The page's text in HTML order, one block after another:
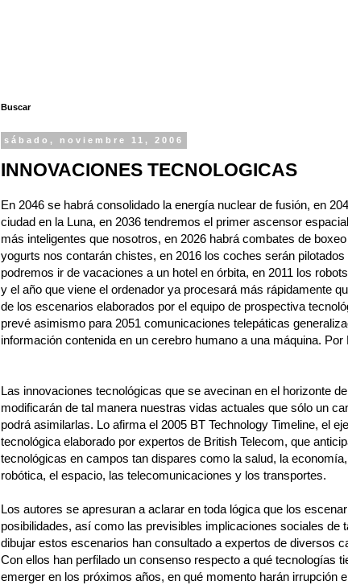
Buscar
sábado, noviembre 11, 2006
INNOVACIONES TECNOLOGICAS
En 2046 se habrá consolidado la energía nuclear de fusión, en
ciudad en la Luna, en 2036 tendremos el primer ascensor
más inteligentes que nosotros, en 2026 habrá combates de
yogurts nos contarán chistes, en 2016 los coches serán
podremos ir de vacaciones a un hotel en órbita, en 2011 los
y el año que viene el ordenador ya procesará más rápidamente
de los escenarios elaborados por el equipo de prospectiva
prevé asimismo para 2051 comunicaciones telepáticas
información contenida en un cerebro humano a una máquina.
Las innovaciones tecnológicas que se avecinan en el horizonte
modificarán de tal manera nuestras vidas actuales que sólo un
podrá asimilarlas. Lo afirma el 2005 BT Technology Timeline, el
tecnológica elaborado por expertos de British Telecom, que
tecnológicas en campos tan dispares como la salud, la
robótica, el espacio, las telecomunicaciones y los transportes.
Los autores se apresuran a aclarar en toda lógica que los
posibilidades, así como las previsibles implicaciones sociales de
dibujar estos escenarios han consultado a expertos de diversos
Con ellos han perfilado un consenso respecto a qué tecnologías
emerger en los próximos años, en qué momento harán irrupción